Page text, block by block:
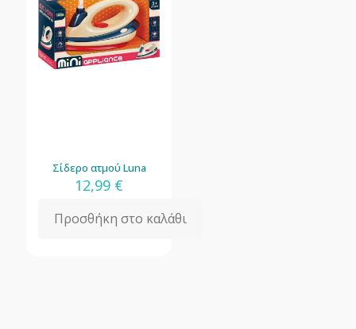
Σίδερο ατμού Luna
12,99 €
Προσθήκη στο καλάθι